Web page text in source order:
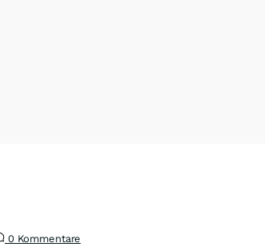
0 Kommentare